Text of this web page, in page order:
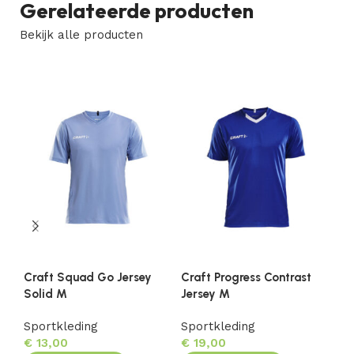
Gerelateerde producten
Bekijk alle producten
Craft Squad Go Jersey
Solid M
Sportkleding
€ 13,00
Craft Progress Contrast
Jersey M
Sportkleding
€19,00